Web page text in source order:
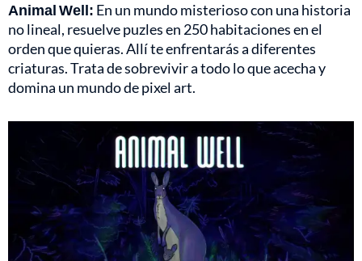
Animal Well: En un mundo misterioso con una historia
no lineal, resuelve puzles en 250 habitaciones en el
orden que quieras. Allí te enfrentarás a diferentes
criaturas. Trata de sobrevivir a todo lo que acecha y
domina un mundo de pixel art.